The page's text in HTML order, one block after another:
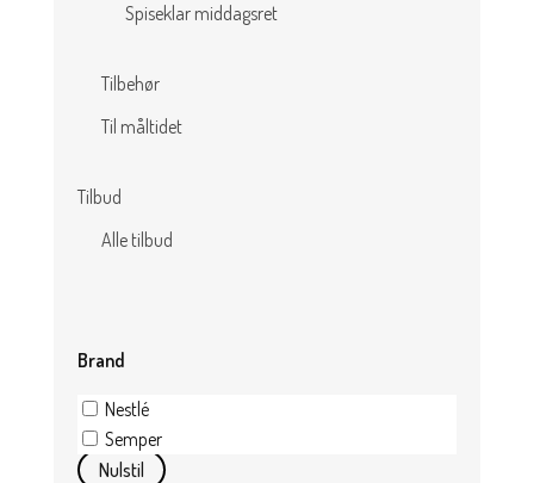
Spiseklar middagsret
Tilbehør
Til måltidet
Tilbud
Alle tilbud
Brand
Nestlé
Semper
Nulstil